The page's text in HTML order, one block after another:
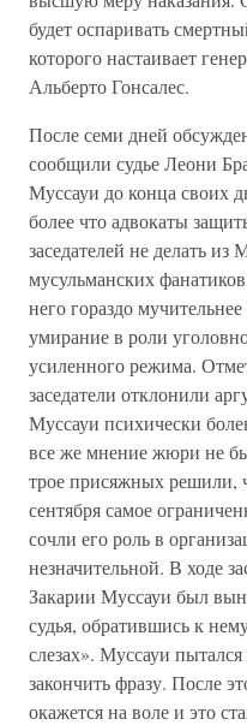
будет оспаривать
которого настаивает
Альберто Гонсалес.
После семи дней
сообщили судье Леони
Муссауи до конца своих
более что адвокаты
заседателей не делать из
мусульманских
него гораздо
умирание в роли
усиленного режима.
заседатели отклонили
Муссауи психически
все же мнение жюри не
трое присяжных решили,
сентября самое
сочли его роль в
незначительной. В ходе
Закарии Муссауи был
судья, обратившись к
слезах». Муссауи
закончить фразу. После
окажется на воле и это